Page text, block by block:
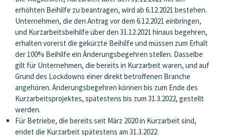
erhöhten Beihilfe zu beantragen, wird ab 6.12.2021 bestehen.
Unternehmen, die den Antrag vor dem 6.12.2021 einbringen,
und Kurzarbeitsbeihilfe über den 31.12.2021 hinaus begehren,
erhalten vorerst die gekürzte Beihilfe und müssen zum Erhalt
der 100% Beihilfe ein Änderungsbegehren stellen. Dasselbe
gilt für Unternehmen, die bereits in Kurzarbeit waren, und auf
Grund des Lockdowns einer direkt betroffenen Branche
angehören. Änderungsbegehren können bis zum Ende des
Kurzarbeitsprojektes, spätestens bis zum 31.3.2022, gestellt
werden.
Für Betriebe, die bereits seit März 2020 in Kurzarbeit sind,
endet die Kurzarbeit spätestens am 31.3.2022.